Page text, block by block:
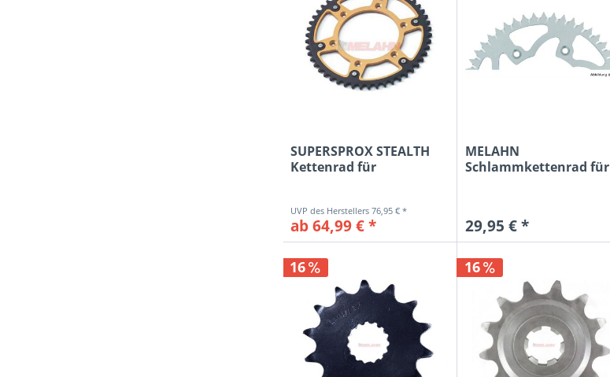
52Z
45/G
46/G
47/G
48/G
51/G
52/G
55/G
SUPERSPROX STEALTH
Kettenrad für
76,95 € *
ab 64,99 € *
MELAHN
Schlammkettenrad für
29,95 € *
16 16